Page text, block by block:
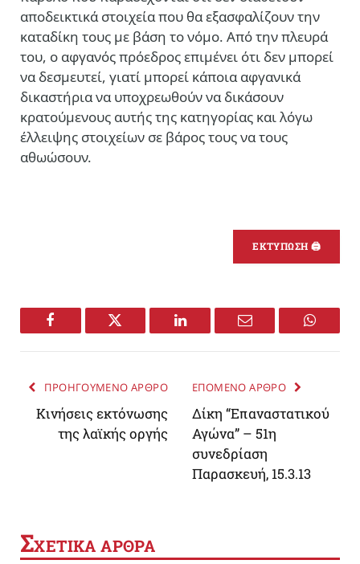
αποδεικτικά στοιχεία που θα εξασφαλίζουν την
καταδίκη τους με βάση το νόμο. Από την πλευρά
του, ο αφγανός πρόεδρος επιμένει ότι δεν μπορεί
να δεσμευτεί, γιατί μπορεί κάποια αφγανικά
δικαστήρια να υποχρεωθούν να δικάσουν
κρατούμενους αυτής της κατηγορίας και λόγω
έλλειψης στοιχείων σε βάρος τους να τους
αθωώσουν.
ΕΚΤΥΠΩΣΗ 🖨
Facebook Twitter LinkedIn Email
ΠΡΟΗΓΟΥΜΕΝΟ ΑΡΘΡΟ
Κινήσεις εκτόνωσης
της λαϊκής οργής
ΕΠΟΜΕΝΟ ΑΡΘΡΟ
Δίκη “Επαναστατικού
Αγώνα” – 51η
συνεδρίαση
Παρασκευή, 15.3.13
ΣΧΕΤΙΚΑ ΑΡΘΡΑ